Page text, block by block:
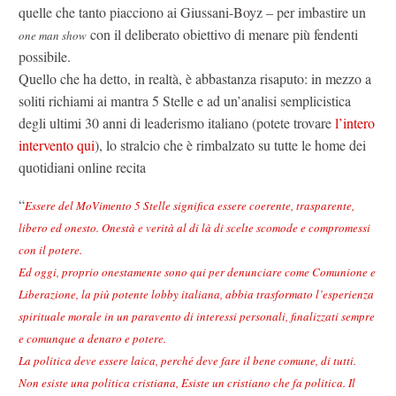
quelle che tanto piacciono ai Giussani-Boyz – per imbastire un
one man show con il deliberato obiettivo di menare più fendenti
possibile.
Quello che ha detto, in realtà, è abbastanza risaputo: in mezzo a
soliti richiami ai mantra 5 Stelle e ad un’analisi semplicistica
degli ultimi 30 anni di leaderismo italiano (potete trovarel’intero
intervento qui), lo stralcio che è rimbalzato su tutte le home dei
quotidiani online recita
“Essere del MoVimento 5 Stelle significa essere coerente, trasparente,
libero ed onesto. Onestà e verità al di là di scelte scomode e compromessi
con il potere.
Ed oggi, proprio onestamente sono qui per denunciare come Comunione e
Liberazione, la più potente lobby italiana, abbia trasformato l’esperienza
spirituale morale in un paravento di interessi personali, finalizzati sempre
e comunque a denaro e potere.
La politica deve essere laica, perché deve fare il bene comune, di tutti.
Non esiste una politica cristiana, Esiste un cristiano che fa politica. Il